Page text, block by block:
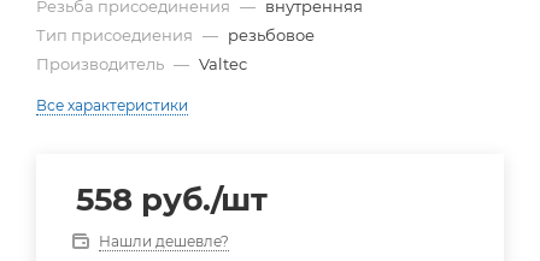
Резьба присоединения — внутренняя
Тип присоедиения — резьбовое
Производитель — Valtec
Все характеристики
558 руб./шт
Нашли дешевле?